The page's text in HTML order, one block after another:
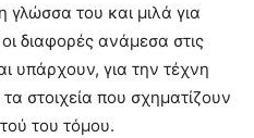
γλώσσα του και μιλά για
διαφορές ανάμεσα στις
υπάρχουν, για την τέχνη
στοιχεία που σχηματίζουν
του τόμου.